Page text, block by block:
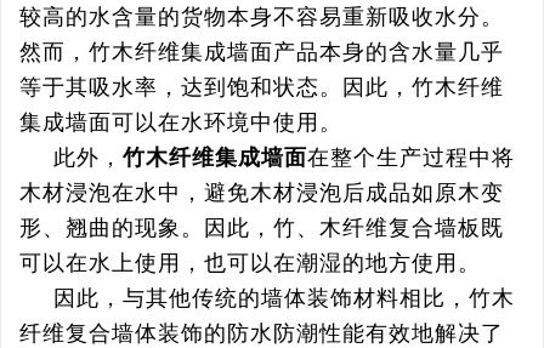
较高的水含量的货物本身不容易重新吸收水分。
然而，竹木纤维集成墙面产品本身的含水量几乎
等于其吸水率，达到饱和状态。因此，竹木纤维
集成墙面可以在水环境中使用。
此外， 竹木纤维集成墙面在整个生产过程中将
木材浸泡在水中，避免木材浸泡后成品如原木变
形、翘曲的现象。因此，竹、木纤维复合墙板既
可以在水上使用，也可以在潮湿的地方使用。
因此，与其他传统的墙体装饰材料相比，竹木
纤维复合墙体装饰的防水防潮性能有效地解决了